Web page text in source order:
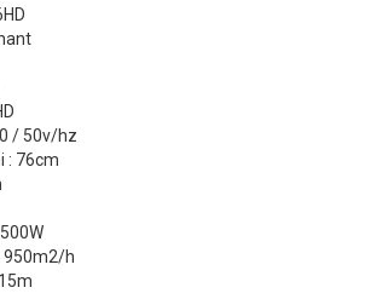
/ 50v/hz
: 76cm
950m2/h